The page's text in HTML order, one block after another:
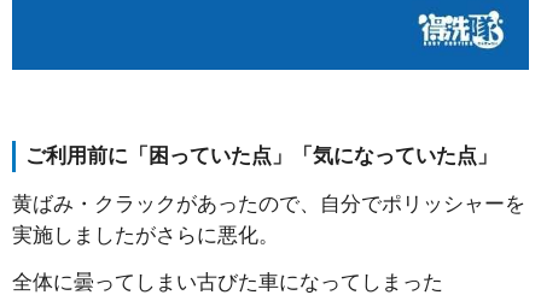
ご利用前に「困っていた点」「気になっていた点」
黄ばみ・クラックがあったので、自分でポリッシャーを
実施しましたがさらに悪化。
全体に曇ってしまい古びた車になってしまった